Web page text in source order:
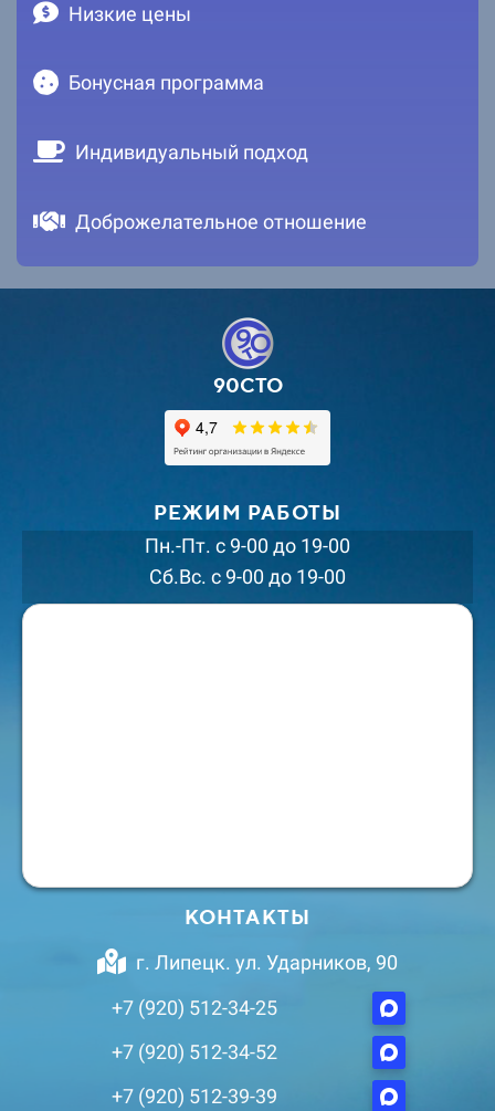
Низкие цены
Бонусная программа
Индивидуальный подход
Доброжелательное отношение
90СТО
РЕЖИМ РАБОТЫ
Пн.-Пт. с 9-00 до 19-00
Сб.Вс. с 9-00 до 19-00
КОНТАКТЫ
г. Липецк. ул. Ударников, 90
+7 (920) 512-34-25
+7 (920) 512-34-52
+7 (920) 512-39-39